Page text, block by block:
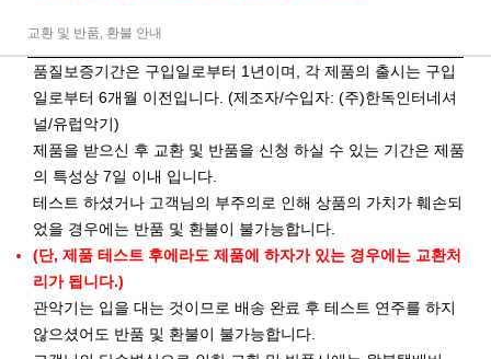
교환 및 반품, 환불 안내
품질보증기간은 구입일로부터 1년이며, 각 제품의 출시는 구입
일로부터 6개월 이전입니다. (제조자/수입자: (주)한독인터네셔
널/유럽악기)
제품을 받으신 후 교환 및 반품을 신청 하실 수 있는 기간은 제품
의 특성상 7일 이내 입니다.
테스트 하셨거나 고객님의 부주의로 인해 상품의 가치가 훼손되
었을 경우에는 반품 및 환불이 불가능합니다.
(단, 제품 테스트 후에라도 제품에 하자가 있는 경우에는 교환처
리가 됩니다.)
관악기는 입을 대는 것이므로 배송 완료 후 테스트 연주를 하지
않으셨어도 반품 및 환불이 불가능합니다.